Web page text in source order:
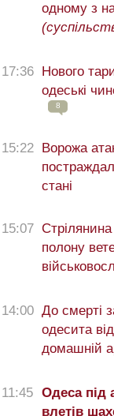
одному з
17:36
Нового
одеські
8
15:22
Ворожа
стані
15:07 Стрілянина
полону
14:00 До смерті
одесита
домашній
11:45 Одеса під
влетів